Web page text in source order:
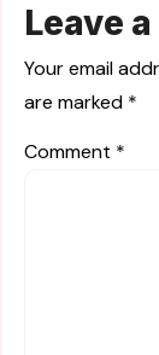
Leave
Your email
are marked *
Comment *